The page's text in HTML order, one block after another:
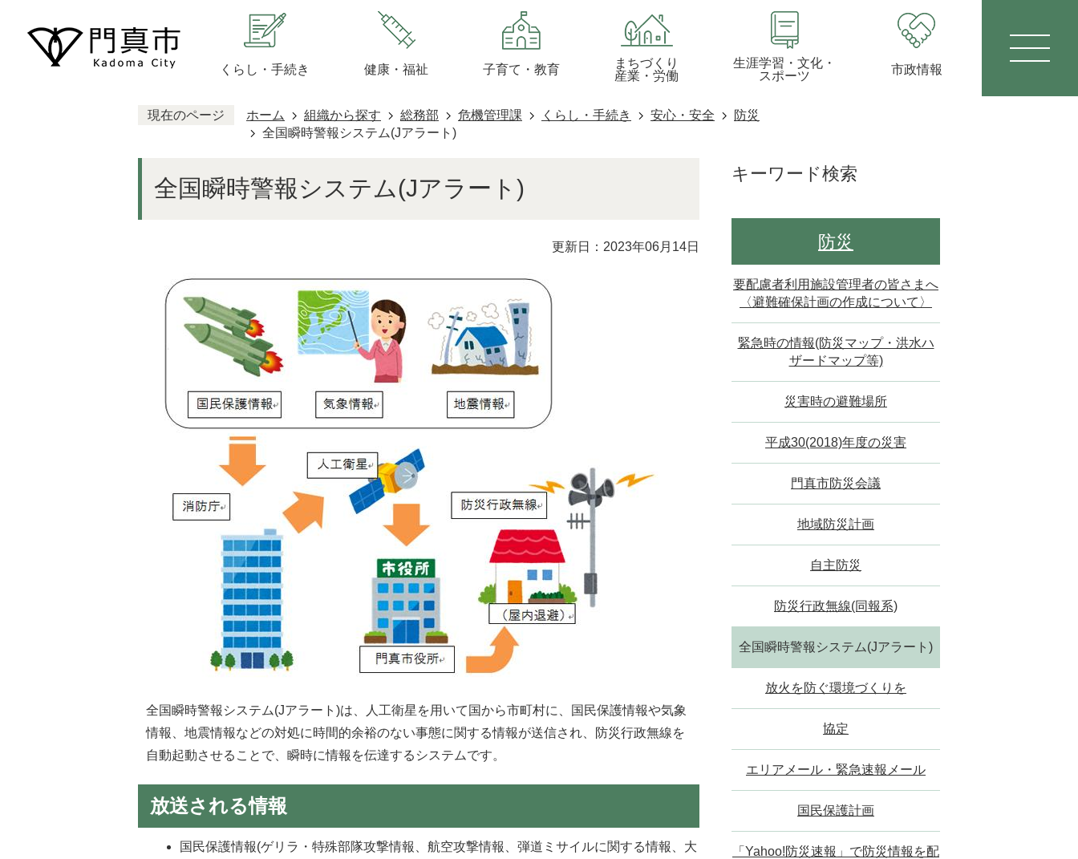
くらし・手続き 健康・福祉 子育て・教育
まちづくり
産業・労働
生涯学習・文化・
スポーツ
市政情報
現在のページ ホーム 組織から探す 総務部 危機管理課 くらし・手続き 安心・安全
防災
全国瞬時警報システム(Jアラート)
全国瞬時警報システム(Jアラート)
更新日：2023年06月14日
全国瞬時警報システム(Jアラート)は、人工衛星を用いて国から市町村に、国民保護情報や気象
情報、地震情報などの対処に時間的余裕のない事態に関する情報が送信され、防災行政無線を
自動起動させることで、瞬時に情報を伝達するシステムです。
放送される情報
国民保護情報(ゲリラ・特殊部隊攻撃情報、航空攻撃情報、弾道ミサイルに関する情報、大
キーワード検索
防災
要配慮者利用施設管理者の皆さまへ
〈避難確保計画の作成について〉
緊急時の情報(防災マップ・洪水ハ
ザードマップ等)
災害時の避難場所
平成30(2018)年度の災害
門真市防災会議
地域防災計画
自主防災
防災行政無線(同報系)
全国瞬時警報システム(Jアラート)
放火を防ぐ環境づくりを
協定
エリアメール・緊急速報メール
国民保護計画
「Yahoo!防災速報」で防災情報を配